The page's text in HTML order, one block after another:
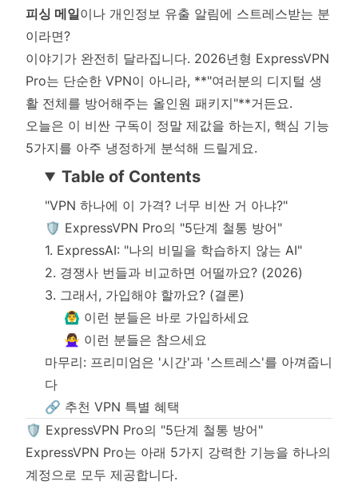
피싱 메일이나 개인정보 유출 알림에 스트레스받는 분
이라면?
이야기가 완전히 달라집니다. 2026년형 ExpressVPN
Pro는 단순한 VPN이 아니라, **"여러분의 디지털 생
활 전체를 방어해주는 올인원 패키지"**거든요.
오늘은 이 비싼 구독이 정말 제값을 하는지, 핵심 기능
5가지를 아주 냉정하게 분석해 드릴게요.
Table of Contents
"VPN 하나에 이 가격? 너무 비싼 거 아냐?"
🛡️ ExpressVPN Pro의 "5단계 철통 방어"
1. ExpressAI: "나의 비밀을 학습하지 않는 AI"
2. 경쟁사 번들과 비교하면 어떨까요? (2026)
3. 그래서, 가입해야 할까요? (결론)
🙆‍♂️ 이런 분들은 바로 가입하세요
🙅‍♀️ 이런 분들은 참으세요
마무리: 프리미엄은 '시간'과 '스트레스'를 아껴줍니
다
🔗 추천 VPN 특별 혜택
🛡️ ExpressVPN Pro의 "5단계 철통 방어"
ExpressVPN Pro는 아래 5가지 강력한 기능을 하나의
계정으로 모두 제공합니다.